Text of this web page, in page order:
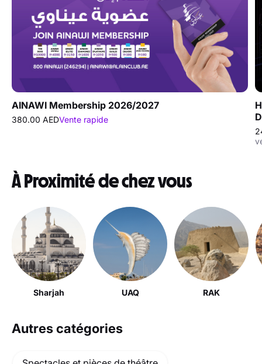
AINAWI Membership 2026/2027
380.00 AEDVente rapide
À Proximité de chez vous
Sharjah UAQ RAK
Autres catégories